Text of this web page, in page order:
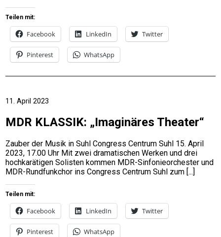
Teilen mit:
Facebook LinkedIn Twitter
Pinterest WhatsApp
11. April 2023
MDR KLASSIK: „Imaginäres Theater“
Zauber der Musik in Suhl Congress Centrum Suhl 15. April
2023, 17.00 Uhr Mit zwei dramatischen Werken und drei
hochkarätigen Solisten kommen MDR-Sinfonieorchester und
MDR-Rundfunkchor ins Congress Centrum Suhl zum
Teilen mit:
Facebook LinkedIn Twitter
Pinterest WhatsApp